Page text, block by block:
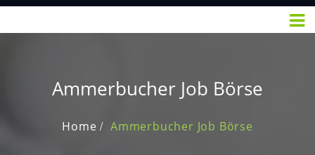
KLEINANZEIGEN
KONTAKT
Ammerbucher Job Börse
Home Ammerbucher Job Börse